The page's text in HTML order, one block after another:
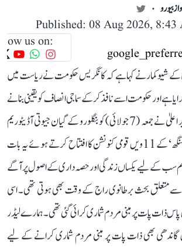
بیورو
Published: 08 Aug 2026,
us on:
شیوکمار نے کہا ہے کہ کانگریس حکومت نے ریاست میں
ہے اور حکومت اسے نافذ کر کے سماجی انصاف کو یقینی بنانے
کے لیے پرعزم ہے۔ وزیر اعلیٰ نے جمعہ (7 جولائی) کو بنگلورو کے گیان جیوتی آڈیٹوریم
میں ’راشٹریہ او بی سی مہاسنگھ‘ کے 11ویں قومی کنونشن کا افتتاح کرتے ہوئے یہ بات
سب کے لیے یکساں زندگی اور حصہ داری کے اصول پر آگے
متعلق بحث برطانوی راج کے وقت بھی ہوتی تھی۔ اسی
کے آس پاس ذات پات پر مبنی مردم شماری کرائی گئی تھی۔ ہمارے لیڈر
گاندھی بھی ذات پات پر مبنی مردم شماری کرانے کے لیے